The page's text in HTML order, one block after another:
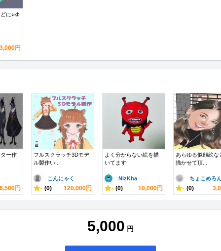
に♪ゆ
3,000円
ー作
円
フルスクラッチ3Dモデ
ル製作い...
こんにゃく
- (0) 120,000円
よく分からない絵を描
いてます
NizKha
- (0) 10,000円
あらゆる似顔絵な
描かせて頂...
ちょこめろ
- (0)
5,000 円